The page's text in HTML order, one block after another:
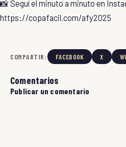
📸 Seguí el minuto a minuto en
https://copafacil.com/afy2025
COMPARTIR: FACEBOOK X
Comentarios
Publicar un comentario